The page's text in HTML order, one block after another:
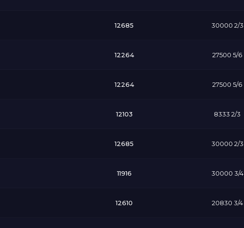
12685 30000 2/3
12264 27500 5/6
12264 27500 5/6
12103 8333 2/3
12685 30000 2/3
11916 30000 3/4
12610 20830 3/4